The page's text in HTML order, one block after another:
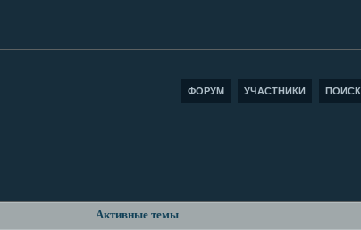
ФОРУМ УЧАСТНИКИ ПОИСК
Активные темы